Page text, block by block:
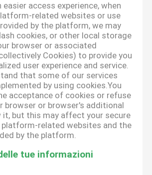
easier access experience, when
related websites or use
by the platform, we may
cookies, or other local storage
browser or associated
Cookies) to provide you
user experience and service.
that some of our services
by using cookies.You
acceptance of cookies or refuse
browser or browser's additional
it, but this may affect your secure
related websites and the
by the platform.
tue informazioni